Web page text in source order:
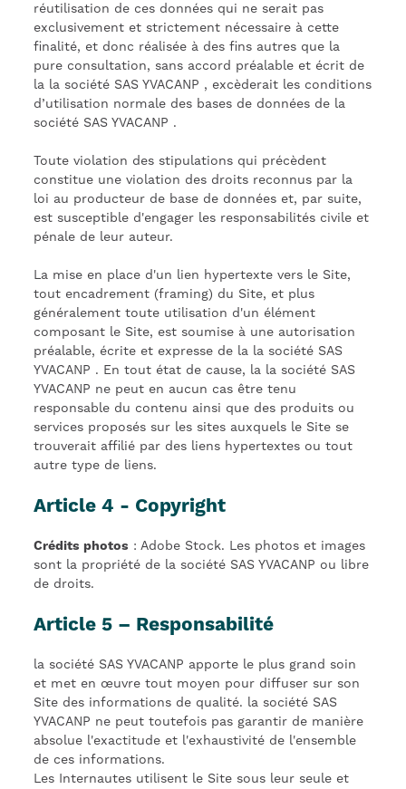
réutilisation de ces données qui ne serait pas
exclusivement et strictement nécessaire à cette
finalité, et donc réalisée à des fins autres que la
pure consultation, sans accord préalable et écrit de
la la société SAS YVACANP , excèderait les conditions
d’utilisation normale des bases de données de la
société SAS YVACANP .
Toute violation des stipulations qui précèdent
constitue une violation des droits reconnus par la
loi au producteur de base de données et, par suite,
est susceptible d'engager les responsabilités civile et
pénale de leur auteur.
La mise en place d'un lien hypertexte vers le Site,
tout encadrement (framing) du Site, et plus
généralement toute utilisation d'un élément
composant le Site, est soumise à une autorisation
préalable, écrite et expresse de la la société SAS
YVACANP . En tout état de cause, la la société SAS
YVACANP ne peut en aucun cas être tenu
responsable du contenu ainsi que des produits ou
services proposés sur les sites auxquels le Site se
trouverait affilié par des liens hypertextes ou tout
autre type de liens.
Article 4 - Copyright
Crédits photos : Adobe Stock. Les photos et images
sont la propriété de la société SAS YVACANP ou libre
de droits.
Article 5 – Responsabilité
la société SAS YVACANP apporte le plus grand soin
et met en œuvre tout moyen pour diffuser sur son
Site des informations de qualité. la société SAS
YVACANP ne peut toutefois pas garantir de manière
absolue l'exactitude et l'exhaustivité de l'ensemble
de ces informations.
Les Internautes utilisent le Site sous leur seule et